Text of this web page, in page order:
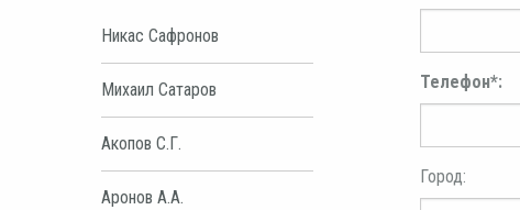
Никас Сафронов
Михаил Сатаров
Акопов С.Г.
Аронов А.А.
Телефон*:
Город: